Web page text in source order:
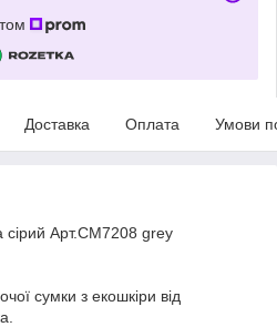
Доставка Оплата Умови
сірий Арт.CM7208 grey
сумки з екошкіри від